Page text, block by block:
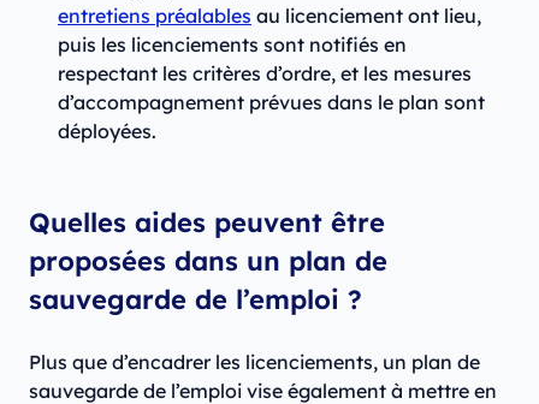
entretiens préalables au licenciement ont lieu,
puis les licenciements sont notifiés en
respectant les critères d’ordre, et les mesures
d’accompagnement prévues dans le plan sont
déployées.
Quelles aides peuvent être
proposées dans un plan de
sauvegarde de l’emploi ?
Plus que d’encadrer les licenciements, un plan de
sauvegarde de l’emploi vise également à mettre en